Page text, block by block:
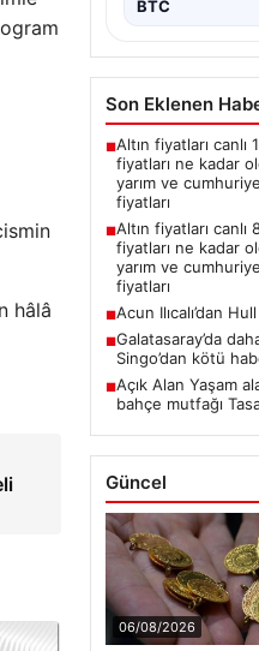
hâlâ
BTC
Son Eklenen
■Altın fiyatları canlı
fiyatları ne kadar
yarım ve
fiyatları
■Altın fiyatları canlı
fiyatları ne kadar
yarım ve
fiyatları
■Acun Ilıcalı’dan
■Galatasaray’da
Singo’dan kötü
■Açık Alan Yaşam
bahçe mutfağı
Güncel
06/08/2026